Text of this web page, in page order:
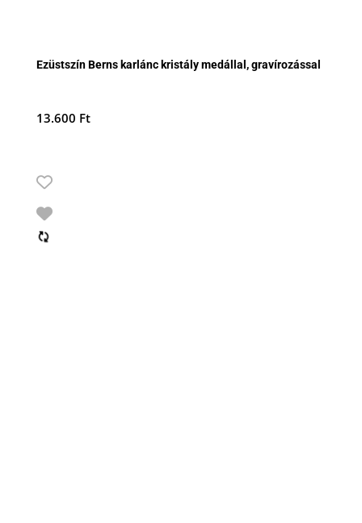
Ezüstszín Berns karlánc kristály medállal, gravírozással
13.600 Ft